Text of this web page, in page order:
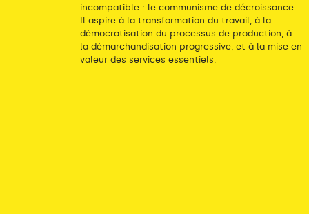
incompatible : le communisme de décroissance.
Il aspire à la transformation du travail, à la
démocratisation du processus de production, à
la démarchandisation progressive, et à la mise en
valeur des services essentiels.